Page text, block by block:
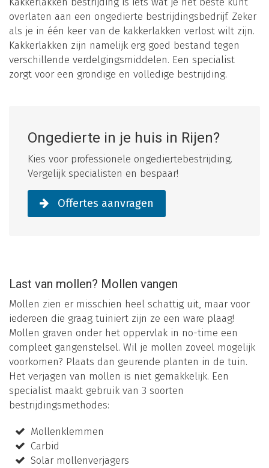
overlaten aan een ongedierte bestrijdingsbedrijf. Zeker
als je in één keer van de kakkerlakken verlost wilt zijn.
Kakkerlakken zijn namelijk erg goed bestand tegen
verschillende verdelgingsmiddelen. Een specialist
zorgt voor een grondige en volledige bestrijding.
Ongedierte in je huis in Rijen?
Kies voor professionele ongediertebestrijding.
Vergelijk specialisten en bespaar!
Offertes aanvragen
Last van mollen? Mollen vangen
Mollen zien er misschien heel schattig uit, maar voor
iedereen die graag tuiniert zijn ze een ware plaag!
Mollen graven onder het oppervlak in no-time een
compleet gangenstelsel. Wil je mollen zoveel mogelijk
voorkomen? Plaats dan geurende planten in de tuin.
Het verjagen van mollen is niet gemakkelijk. Een
specialist maakt gebruik van 3 soorten
bestrijdingsmethodes:
Mollenklemmen
Carbid
Solar mollenverjagers